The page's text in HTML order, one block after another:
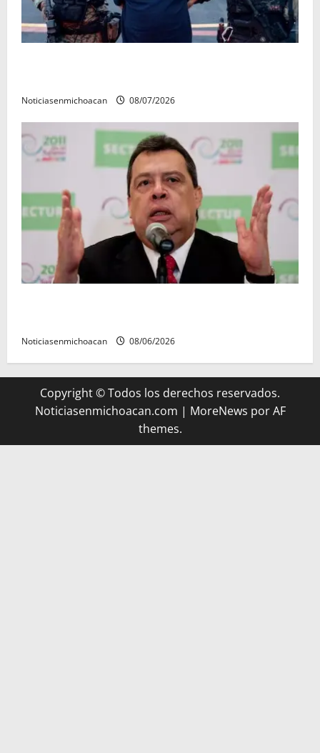
Noticiasenmichoacan 08/07/2026
Noticiasenmichoacan 08/06/2026
Copyright © Todos los derechos reservados.
Noticiasenmichoacan.com | MoreNews por AF
themes.